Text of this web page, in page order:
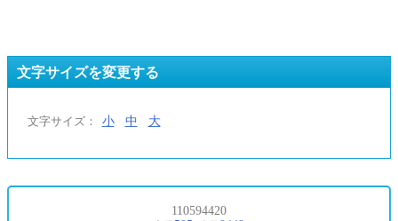
文字サイズを変更する
文字サイズ： 小 中 大